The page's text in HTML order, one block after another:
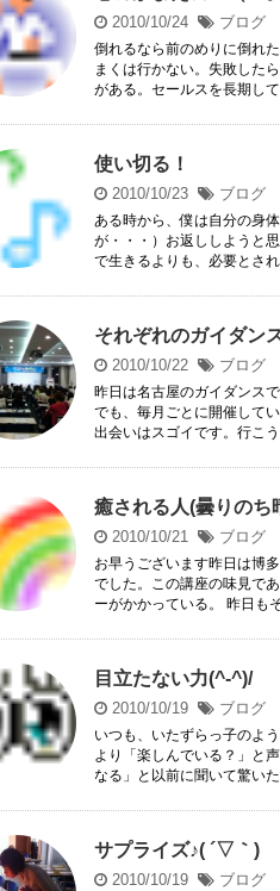
2010/10/24 ブログ
倒れるなら前のめりに倒れ
まくは行かない。失敗した
がある。セールスを長期して
使い切る！
2010/10/23 ブログ
ある時から、僕は自分の身
が・・・）お返ししようと
で生きるよりも、必要とさ
それぞれのガイダン
2010/10/22 ブログ
昨日は名古屋のガイダンス
でも、毎月ごとに開催して
出会いはスゴイです。行こう
癒される人(曇りのち
2010/10/21 ブログ
お早うございます昨日は博
でした。この講座の味見で
ーがかかっている。 昨日もそ
目立たない力(^-^)/
2010/10/19 ブログ
いつも、いたずらっ子のよ
より「楽しんでいる？」と
なる」と以前に聞いて驚いた
サプライズ♪( ´▽｀)
2010/10/19 ブログ